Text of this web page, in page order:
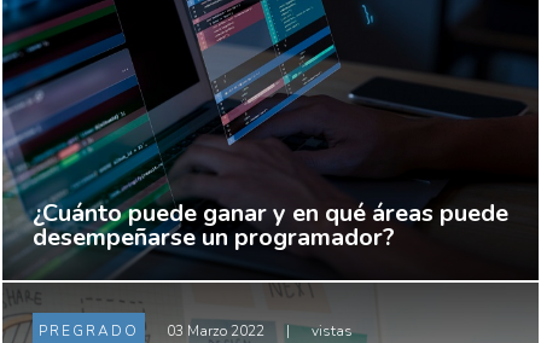
¿Cuánto puede ganar y en qué áreas puede
desempeñarse un programador?
PREGRADO 03 Marzo 2022 | vistas